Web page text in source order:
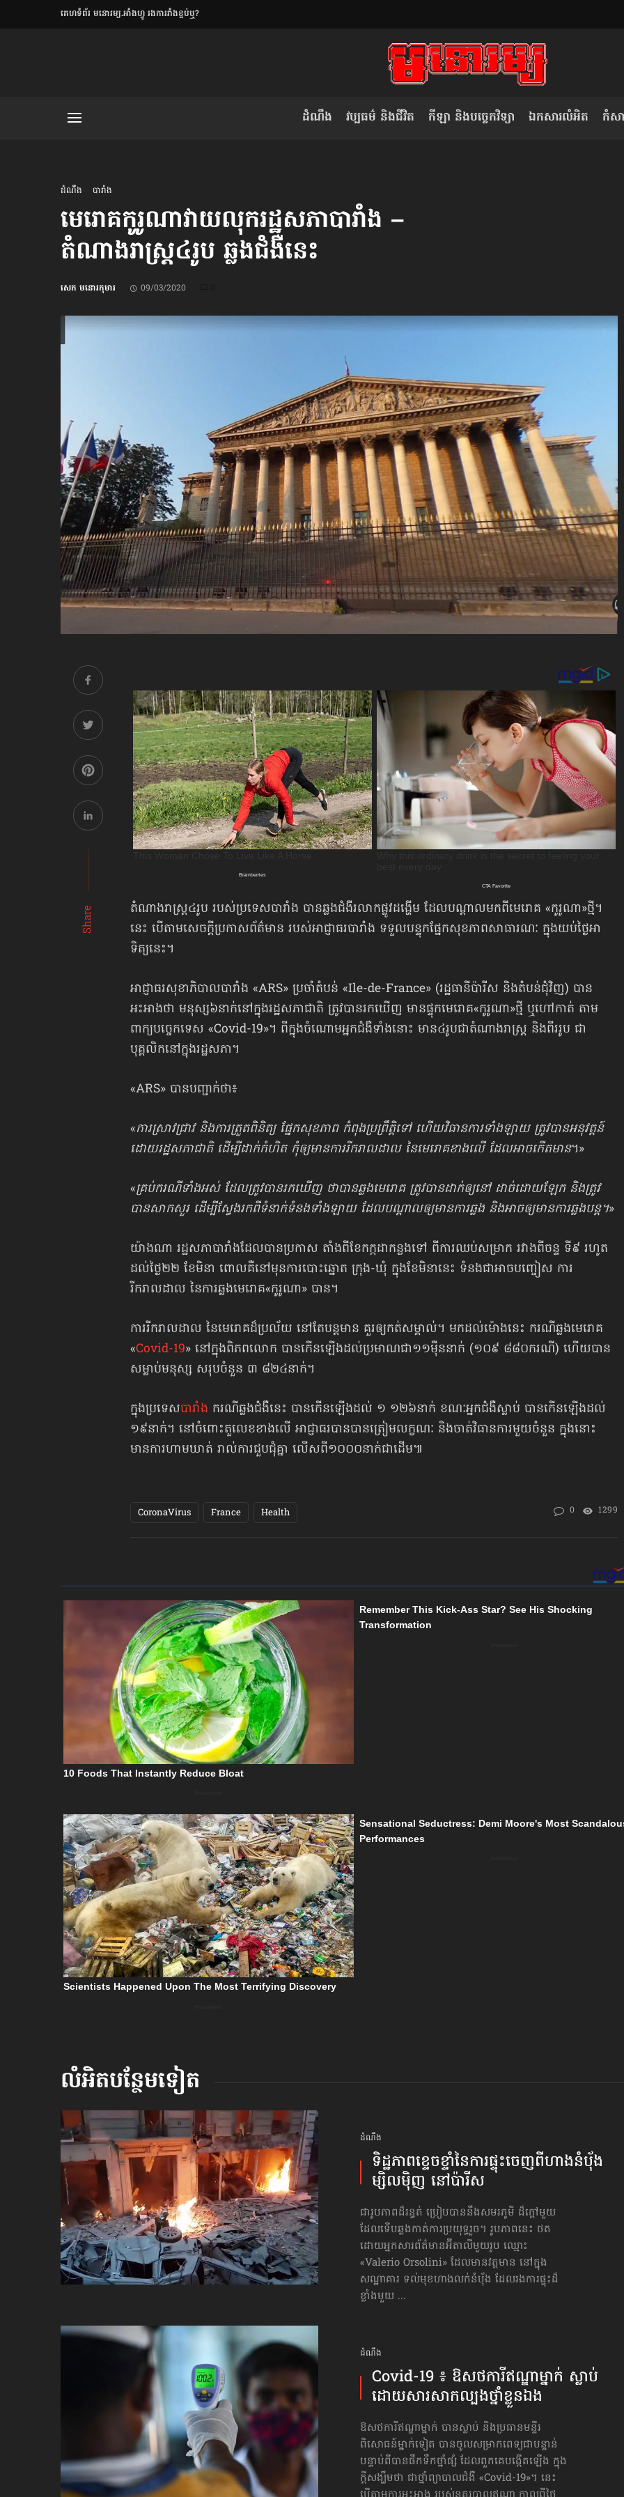
​គេហទំព័រ មនោរម្យ.អាំងហ្វូ រងការរាំងខ្ទប់ឬ?
ដំណឹង វប្បធម៌ និងជីវិត កីឡា និងបច្ចេកវិទ្យា ឯកសារលំអិត កំសា
ដំណឹង បារាំង
មេរោគកូរូណា​វាយលុក​រដ្ឋសភា​បារាំង –
តំណាងរាស្ត្រ​៤រូប ឆ្លង​ជំងឺនេះ
សេក មនោរកុមារ 09/03/2020
Share
តំណាងរាស្ត្រ​៤រូប របស់ប្រទេសបារាំង បានឆ្លងជំងឺរលាកផ្លូវដង្ហើម ដែលបណ្ដាលមកពីមេរោគ «កូរូណា»ថ្មី។
នេះ បើតាមសេចក្ដីប្រកាសព័ត៌មាន របស់អាជ្ញាធរបារាំង ទទួលបន្ទុកផ្នែកសុខភាពសាធារណៈ ក្នុងយប់ថ្ងៃអា
ទិត្យនេះ។
អាជ្ញាធរសុខាភិបាលបារាំង «ARS» ប្រចាំតំបន់ «Ile-de-France» (រដ្ឋធានីប៉ារីស និងតំបន់ជុំវិញ) បាន
អះអាងថា មនុស្ស៦នាក់នៅក្នុងរដ្ឋសភាជាតិ ត្រូវបានរកឃើញ មានផ្ទុកមេរោគ«កូរូណា»ថ្មី ឬហៅកាត់ តាម
ពាក្យបច្ចេកទេស «Covid-19»។ ពីក្នុងចំណោមអ្នកជំងឺទាំងនោះ មាន៤រូបជាតំណាងរាស្ត្រ និងពីររូប ជា
បុគ្គលិកនៅក្នុងរដ្ឋសភា។
«ARS» បានបញ្ជាក់ថា៖
«ការស្រាវជ្រាវ និងការត្រួតពិនិត្យ ផ្នែកសុខភាព កំពុងប្រព្រឹត្តិទៅ ហើយវិធានការទាំងឡាយ ត្រូវបានអនុវត្តន៍
ដោយរដ្ឋសភាជាតិ ដើម្បីដាក់កំហិត កុំឲ្យមានការរីករាលដាល នៃមេរោគខាងលើ ដែលអាចកើតមាន។»
«គ្រប់ករណីទាំងអស់ ដែលត្រូវបានរកឃើញ ថាបានឆ្លងមេរោគ ត្រូវបានដាក់ឲ្យនៅ ដាច់ដោយឡែក និងត្រូវ
បានសាកសួរ ដើម្បីស្វែងរកពីទំនាក់ទំនងទាំងឡាយ ដែលបណ្ដាលឲ្យមានការឆ្លង និងអាចឲ្យមានការឆ្លងបន្ត។»
យ៉ាងណា រដ្ឋសភាបារាំងដែលបានប្រកាស តាំងពីខែកក្កដាកន្លងទៅ ពីការឈប់សម្រាក រវាងពីចន្ទ ទី៩ រហូត
ដល់ថ្ងៃ២២ ខែមិនា ពោលគឺនៅមុនការបោះឆ្នោត ក្រុង-ឃុំ ក្នុងខែមិនានេះ ទំនងជាអាចបញ្ចៀស ការ
រីករាលដាល នៃការឆ្លងមេរោគ«កូរូណា» បាន។
ការរីករាលដាល នៃមេរោគដ៏ប្រល័យ នៅតែបន្តមាន គួរឲ្យកត់សម្គាល់។ មកដល់ម៉ោងនេះ ករណីឆ្លងមេរោគ
«Covid-19» នៅក្នុងពិភពលោក បានកើនឡើងដល់ប្រមាណជា១១ម៉ឺននាក់ (១០៩ ៨៨០ករណី) ហើយបាន
សម្លាប់មនុស្ស សរុបចំនួន ៣ ៨២៤នាក់។
ក្នុងប្រទេសបារាំង ករណីឆ្លងជំងឺនេះ បានកើនឡើងដល់ ១ ១២៦នាក់ ខណៈអ្នកជំងឺស្លាប់ បានកើនឡើងដល់
១៩នាក់។ នៅចំពោះតួលេខខាងលើ អាជ្ញាធរបានបានត្រៀមលក្ខណៈ និងចាត់វិធានការមួយចំនួន ក្នុងនោះ
មានការហាមឃាត់ រាល់ការជួបជុំគ្នា លើសពី១០០០នាក់ជាដើម៕
CoronaVirus France Health 0 1299
លំអិតបន្ថែមទៀត
ដំណឹង
ទិដ្ឋភាព​ខ្ទេចខ្ទាំ​នៃ​ការផ្ទុះ​ចេញពី​​ហាង​នំប៉័ង​
ម្សិលម៉ិញ នៅប៉ារីស
ជារូបភាពដ៏រន្ធត់ ប្រៀបបាននឹងសមរភូមិ ដ៏ក្ដៅមួយ
ដែលទើបឆ្លងកាត់ការប្រយុទ្ធរួច។ រូបភាពនេះ ថត
ដោយអ្នកសារព័ត៌មានអ៊ីតាលីមួយរូប ឈ្មោះ
«Valerio Orsolini» ដែលមានវត្តមាន នៅក្នុង
សណ្ឋាគារ ទល់មុខហាងលក់នំប៉័ង ដែលរងការផ្ទុះដ៏
ខ្លាំងមួយ ...
ដំណឹង
Covid-19 ៖ ឱសថការី​ឥណ្ឌា​ម្នាក់ ស្លាប់​
ដោយសារ​សាកល្បង​ថ្នាំ​ខ្លួនឯង
ឱសថការី​ឥណ្ឌា​ម្នាក់ បានស្លាប់ និងប្រធាន​មន្ទីរ
ពិសោធន៍​ម្នាក់ទៀត បានចូល​សម្រាក​ពេទ្យជាបន្ទាន់
បន្ទាប់ពីបានផឹកទឹកថ្នាំផ្សំ ដែលពួកគេបង្កើតឡើង ក្នុង
ក្ដីសង្ឃឹមថា ជាថ្នាំ​ព្យាបាលជំងឺ «Covid-19»។ នេះ
ត៖ «កាមតណ្ហា​
វៀតណាម ក្នុង​ការប្តូរ​មេដឹកនាំ របស់​
ខ្លួន
ខឹម វាសនា ថា«ស្រី
ប្រពៃណី​«ដេញប្រុស»
អឹមបាពេ ប្រកាសជាផ្លូវការ
ផ្អាកលេង​​បើប្រធានសហព័ន្ធ​
មិនលាឈប់